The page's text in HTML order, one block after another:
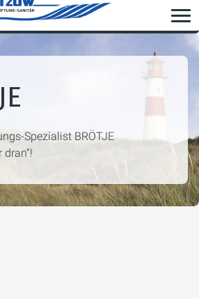
Spezialist BRÖTJE
dran“!